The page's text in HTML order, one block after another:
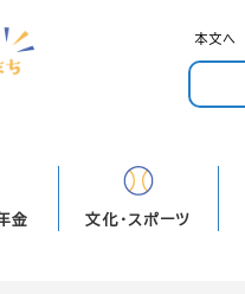
本文へ
金 文化・スポーツ